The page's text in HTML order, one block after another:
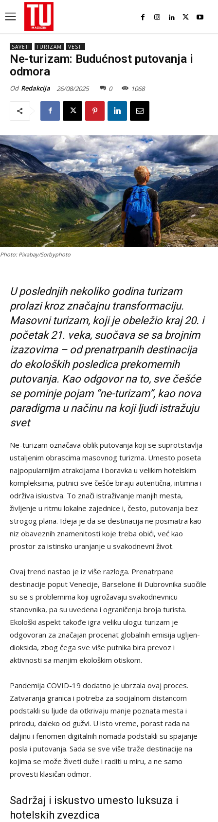
SAVETI TURIZAM VESTI
Ne-turizam: Budućnost putovanja i
odmora
Od Redakcija 26/08/2025 0 1068
Photo: Pixabay/Sorbyphoto
U poslednjih nekoliko godina turizam
prolazi kroz značajnu transformaciju.
Masovni turizam, koji je obeležio kraj 20. i
početak 21. veka, suočava se sa brojnim
izazovima – od prenatrpanih destinacija
do ekoloških posledica prekomernih
putovanja. Kao odgovor na to, sve češće
se pominje pojam “ne-turizam”, kao nova
paradigma u načinu na koji ljudi istražuju
svet
Ne-turizam označava oblik putovanja koji se suprotstavlja
ustaljenim obrascima masovnog turizma. Umesto poseta
najpopularnijim atrakcijama i boravka u velikim hotelskim
kompleksima, putnici sve češće biraju autentična, intimna i
održiva iskustva. To znači istraživanje manjih mesta,
življenje u ritmu lokalne zajednice i, često, putovanja bez
strogog plana. Ideja je da se destinacija ne posmatra kao
niz obaveznih znamenitosti koje treba obići, već kao
prostor za istinsko uranjanje u svakodnevni život.
Ovaj trend nastao je iz više razloga. Prenatrpane
destinacije poput Venecije, Barselone ili Dubrovnika suočile
su se s problemima koji ugrožavaju svakodnevnicu
stanovnika, pa su uvedena i ograničenja broja turista.
Ekološki aspekt takođe igra veliku ulogu: turizam je
odgovoran za značajan procenat globalnih emisija ugljen-
dioksida, zbog čega sve više putnika bira prevoz i
aktivnosti sa manjim ekološkim otiskom.
Pandemija COVID-19 dodatno je ubrzala ovaj proces.
Zatvaranja granica i potreba za socijalnom distancom
podstakli su ljude da otkrivaju manje poznata mesta i
prirodu, daleko od gužvi. U isto vreme, porast rada na
daljinu i fenomen digitalnih nomada podstakli su spajanje
posla i putovanja. Sada se sve više traže destinacije na
kojima se može živeti duže i raditi u miru, a ne samo
provesti klasičan odmor.
Sadržaj i iskustvo umesto luksuza i
hotelskih zvezdica